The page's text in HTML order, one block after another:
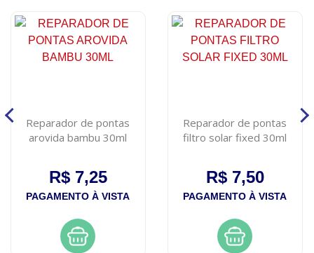
Reparador de pontas
arovida bambu 30ml
R$ 7,25
PAGAMENTO À VISTA
Reparador de pontas
filtro solar fixed 30ml
R$ 7,50
PAGAMENTO À VISTA